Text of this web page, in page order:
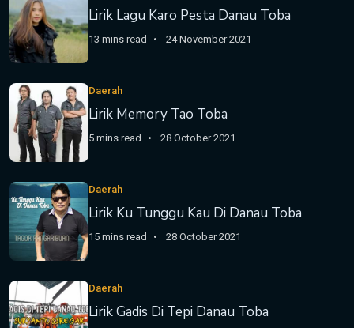
Lirik Lagu Karo Pesta Danau Toba
13 mins read 24 November 2021
Daerah
Lirik Memory Tao Toba
5 mins read 28 October 2021
Daerah
Lirik Ku Tunggu Kau Di Danau Toba
15 mins read 28 October 2021
Daerah
Lirik Gadis Di Tepi Danau Toba